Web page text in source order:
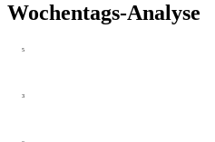
Wochentags-Analyse
3
5